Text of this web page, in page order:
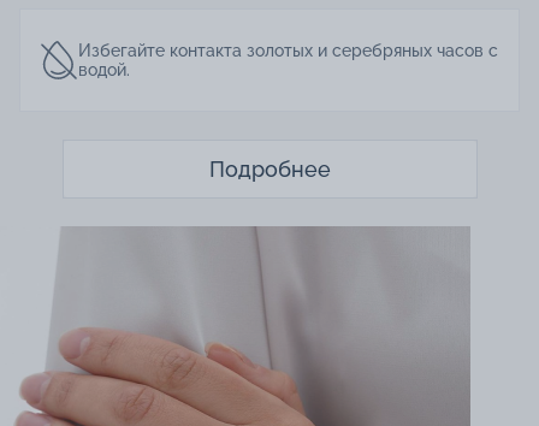
Избегайте контакта золотых и серебряных часов с
водой.
Подробнее